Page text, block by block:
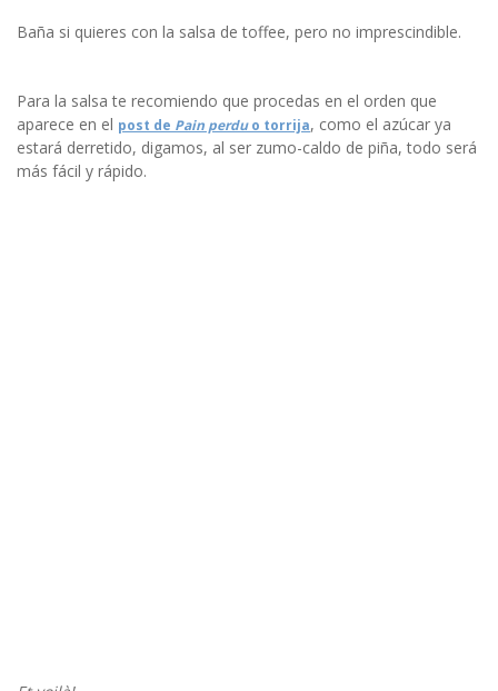
Baña si quieres con la salsa de toffee, pero no imprescindible.
Para la salsa te recomiendo que procedas en el orden que
aparece en el post de Pain perduo torrija, como el azúcar ya
estará derretido, digamos, al ser zumo-caldo de piña, todo será
más fácil y rápido.